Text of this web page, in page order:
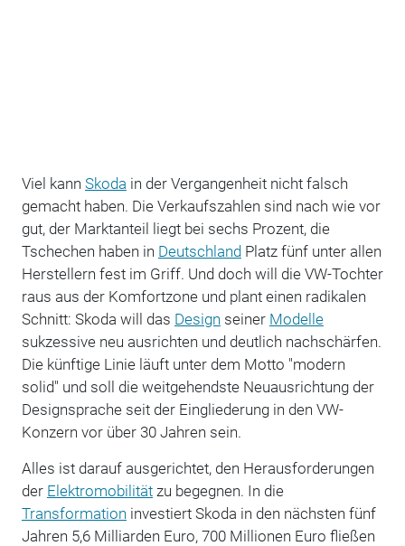
Viel kann Skoda in der Vergangenheit nicht falsch
gemacht haben. Die Verkaufszahlen sind nach wie vor
gut, der Marktanteil liegt bei sechs Prozent, die
Tschechen haben in DeutschlandPlatz fünf unter allen
Herstellern fest im Griff. Und doch will die VW-Tochter
raus aus der Komfortzone und plant einen radikalen
Schnitt: Skoda will das Design seiner Modelle
sukzessive neu ausrichten und deutlich nachschärfen.
Die künftige Linie läuft unter dem Motto "modern
solid" und soll die weitgehendste Neuausrichtung der
Designsprache seit der Eingliederung in den VW-
Konzern vor über 30 Jahren sein.
Alles ist darauf ausgerichtet, den Herausforderungen
der Elektromobilitätzu begegnen. In die
Transformation investiert Skoda in den nächsten fünf
Jahren 5,6 Milliarden Euro, 700 Millionen Euro fließen